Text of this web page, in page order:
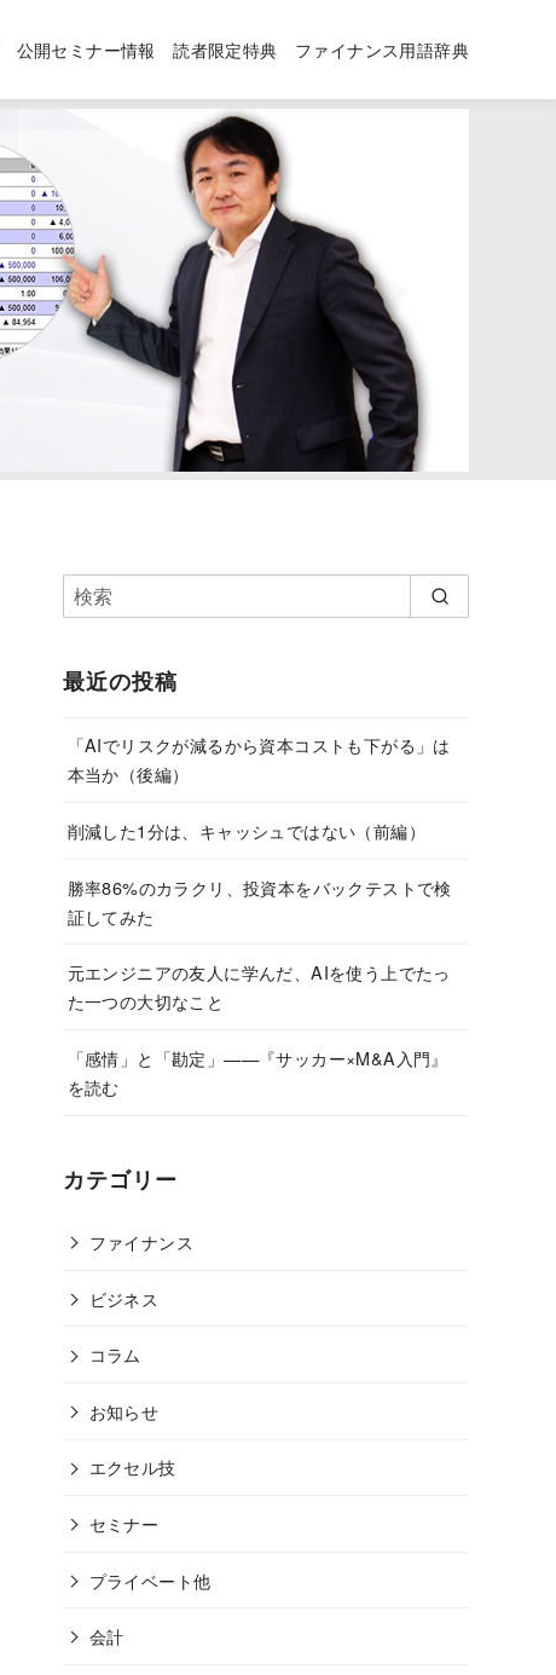
公開セミナー情報 読者限定特典 ファイナンス用語辞典
最近の投稿
「AIでリスクが減るから資本コストも下がる」は
本当か（後編）
削減した1分は、キャッシュではない（前編）
勝率86%のカラクリ、投資本をバックテストで検
証してみた
元エンジニアの友人に学んだ、AIを使う上でたっ
た一つの大切なこと
「感情」と「勘定」——『サッカー×M&A入門』
を読む
カテゴリー
ファイナンス
ビジネス
コラム
お知らせ
エクセル技
セミナー
プライベート他
会計